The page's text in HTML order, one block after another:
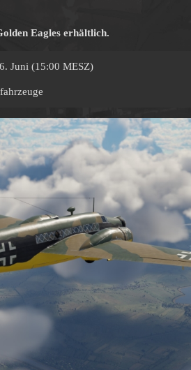
Eagles erhältlich.
Juni (15:00 MESZ)